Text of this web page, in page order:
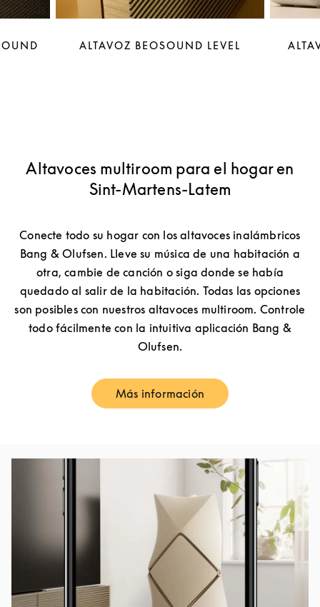
ALTAVOZ BEOSOUND LEVEL
Altavoces multiroom para el hogar en
Sint-Martens-Latem
Conecte todo su hogar con los altavoces inalámbricos
Bang & Olufsen. Lleve su música de una habitación a
otra, cambie de canción o siga donde se había
quedado al salir de la habitación. Todas las opciones
son posibles con nuestros altavoces multiroom. Controle
todo fácilmente con la intuitiva aplicación Bang &
Olufsen.
Más informaciónLink Opens in New Tab